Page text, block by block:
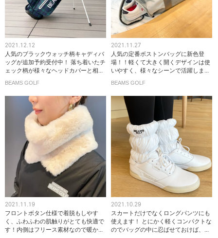
2021.12.12
人気のブラックウォッチ柄キャディバ
ッグが追加予約受付中！ 落ち着いたチ
ェック柄が様々なヘッドカバーと相...
BEAMS GOLF
2021.11.27
人気の定番ボストンバッグに新色登
場！！軽くて大きく開くデザインは使
いやすく、様々なシーンで活躍しま...
BEAMS GOLF
2021.11.19
フロントボタン仕様で着脱もしやす
く、ふわふわの肌触りがとても快適で
す！内側はフリース素材なので暖か...
2021.10.29
スカートだけでなくロングパンツにも
使えます！ とにかく軽くコンパクトな
のでバッグの中に忍ばせておけば、...